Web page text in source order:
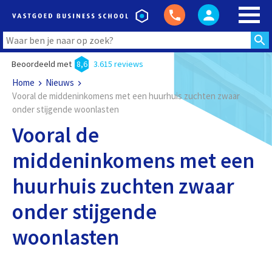
Beoordeeld met 8,6 3.615 reviews
Home
Nieuws
Vooral de middeninkomens met een huurhuis zuchten zwaar
onder stijgende woonlasten
Vooral de
middeninkomens met een
huurhuis zuchten zwaar
onder stijgende
woonlasten